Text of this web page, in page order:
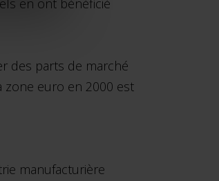
en ont bénéficié
des parts de marché
zone euro en 2000 est
manufacturière